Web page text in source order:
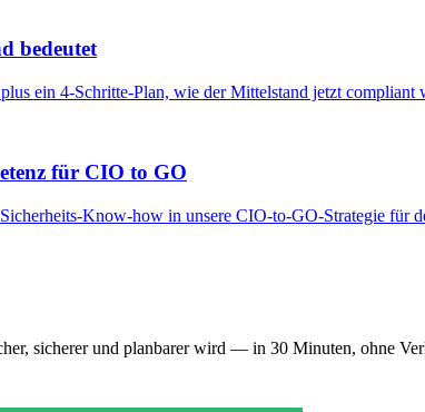
bedeutet
ein 4-Schritte-Plan, wie der Mittelstand jetzt compliant
für CIO to GO
Know-how in unsere CIO-to-GO-Strategie für
sicherer und planbarer wird — in 30 Minuten, ohne